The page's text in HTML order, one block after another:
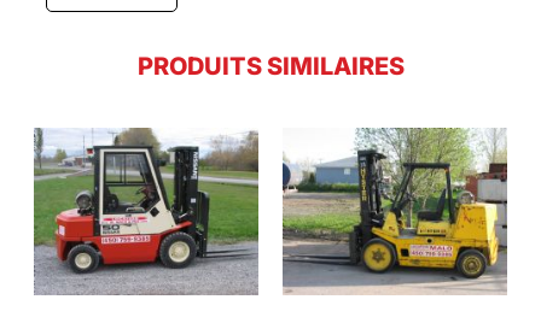
PRODUITS SIMILAIRES